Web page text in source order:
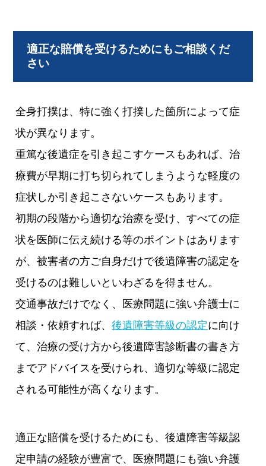
適正な賠償を受けるためにもご相談くだ
さい
全身打撲は、特に強く打撲した箇所によって症
状が異なります。
重篤な後遺症を引き起こすケースもあれば、治
療費が早期に打ち切られてしまうような軽度の
症状しか引き起こさないケースもあります。
初期の段階から適切な治療を受け、すべての症
状を医師に伝え続ける等のポイントはあります
が、被害者の方ご自身だけで後遺障害の認定を
受けるのは難しいといわざるを得ません。
交通事故だけでなく、医療問題に強い弁護士に
相談・依頼すれば、後遺障害等級の認定に向け
て、治療の受け方から後遺障害診断書の書き方
までアドバイスを受けられ、適切な等級に認定
される可能性が高くなります。
適正な賠償を受けるためにも、後遺障害等級認
定申請の経験が豊富で、医療問題にも強い弁護